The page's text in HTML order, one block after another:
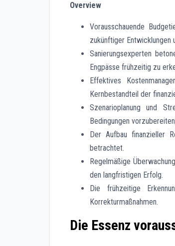
Overview
Vorausschauende
zukünftiger Entwicklungen
Sanierungsexperten
Engpässe frühzeitig zu
Effektives
Kernbestandteil der
Szenarioplanung und
Bedingungen
Der Aufbau finanzieller
betrachtet.
Regelmäßige
den langfristigen Erfolg.
Die frühzeitige
Korrekturmaßnahmen.
Die Essenz